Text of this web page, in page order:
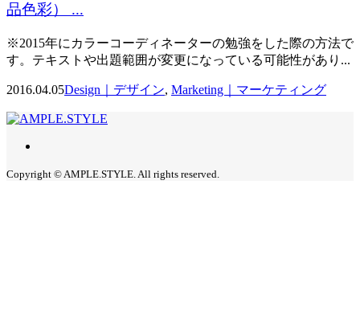
品色彩） ...
※2015年にカラーコーディネーターの勉強をした際の方法で
す。テキストや出題範囲が変更になっている可能性があり...
2016.04.05Design｜デザイン, Marketing｜マーケティング
Copyright © AMPLE.STYLE. All rights reserved.